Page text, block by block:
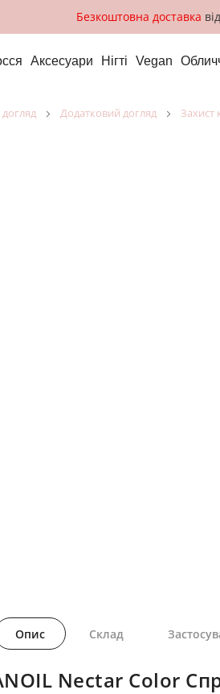
Безкоштовна доставка
Аксесуари Нігті Vegan
догляд додатковий догляд
Опис
Nectar Color
Склад